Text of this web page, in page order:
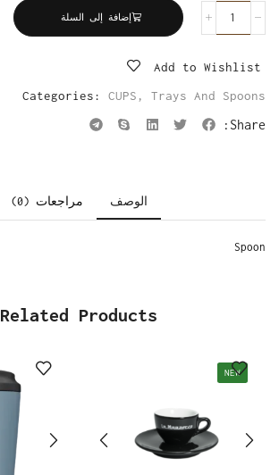
إضافة إلى السلة
Add to Wishlist
Categories:
CUPS , Trays And Spoons
Share:
الوصف مراجعات (0)
Spoon
Related Products
NEW